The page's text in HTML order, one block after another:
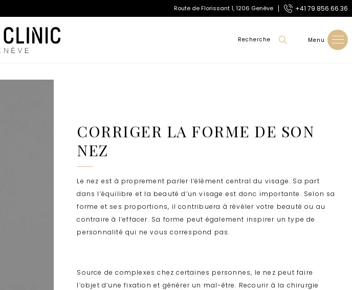
Route de Florissant 1, 1206 Genève
+41 79 856 66 36
+41 79 856 66 36
Recherche Menu
CORRIGER LA FORME DE SON
NEZ
Le nez est à proprement parler l’élément central du visage. Sa part
dans l’équilibre et la beauté d’un visage est donc importante. Selon sa
forme et ses proportions, il contribuera à révéler votre beauté ou au
contraire à l’effacer. Sa forme peut également inspirer un type de
personnalité qui ne vous correspond pas.
Source de complexes chez certaines personnes, le nez peut faire
l’objet d’une fixation et générer un mal-être. Recourir à la chirurgie